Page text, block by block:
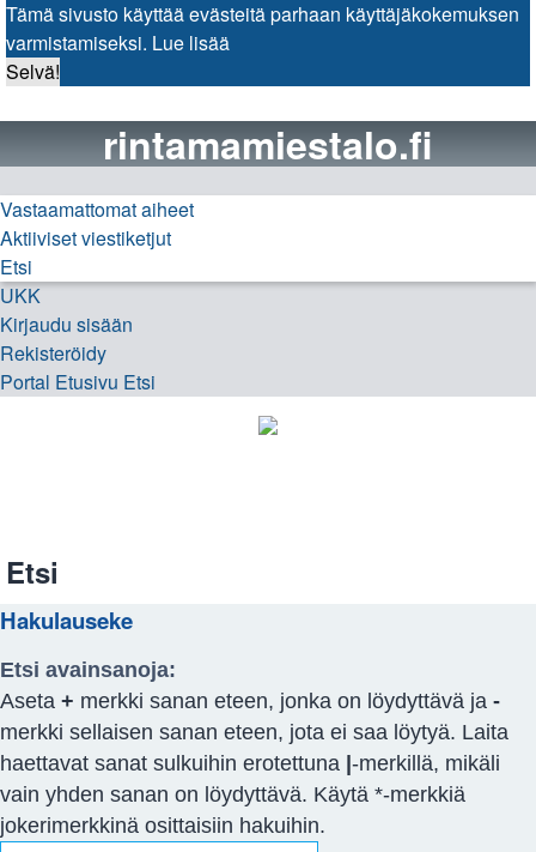
Tämä sivusto käyttää evästeitä parhaan käyttäjäkokemuksen
varmistamiseksi. Lue lisää
Selvä!
rintamamiestalo.fi
Vastaamattomat aiheet
Aktiiviset viestiketjut
Etsi
UKK
Kirjaudu sisään
Rekisteröidy
Portal Etusivu Etsi
Etsi
Hakulauseke
Etsi avainsanoja:
Aseta + merkki sanan eteen, jonka on löydyttävä ja -
merkki sellaisen sanan eteen, jota ei saa löytyä. Laita
haettavat sanat sulkuihin erotettuna |-merkillä, mikäli
vain yhden sanan on löydyttävä. Käytä *-merkkiä
jokerimerkkinä osittaisiin hakuihin.